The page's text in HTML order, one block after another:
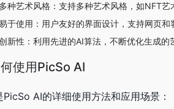
多种艺术风格：支持多种艺术风格，如NFT艺
于使用：用户友好的界面设计，支持网页和
新性：利用先进的AI算法，不断优化生成的
使用PicSo AI
PicSo AI的详细使用方法和应用场景：